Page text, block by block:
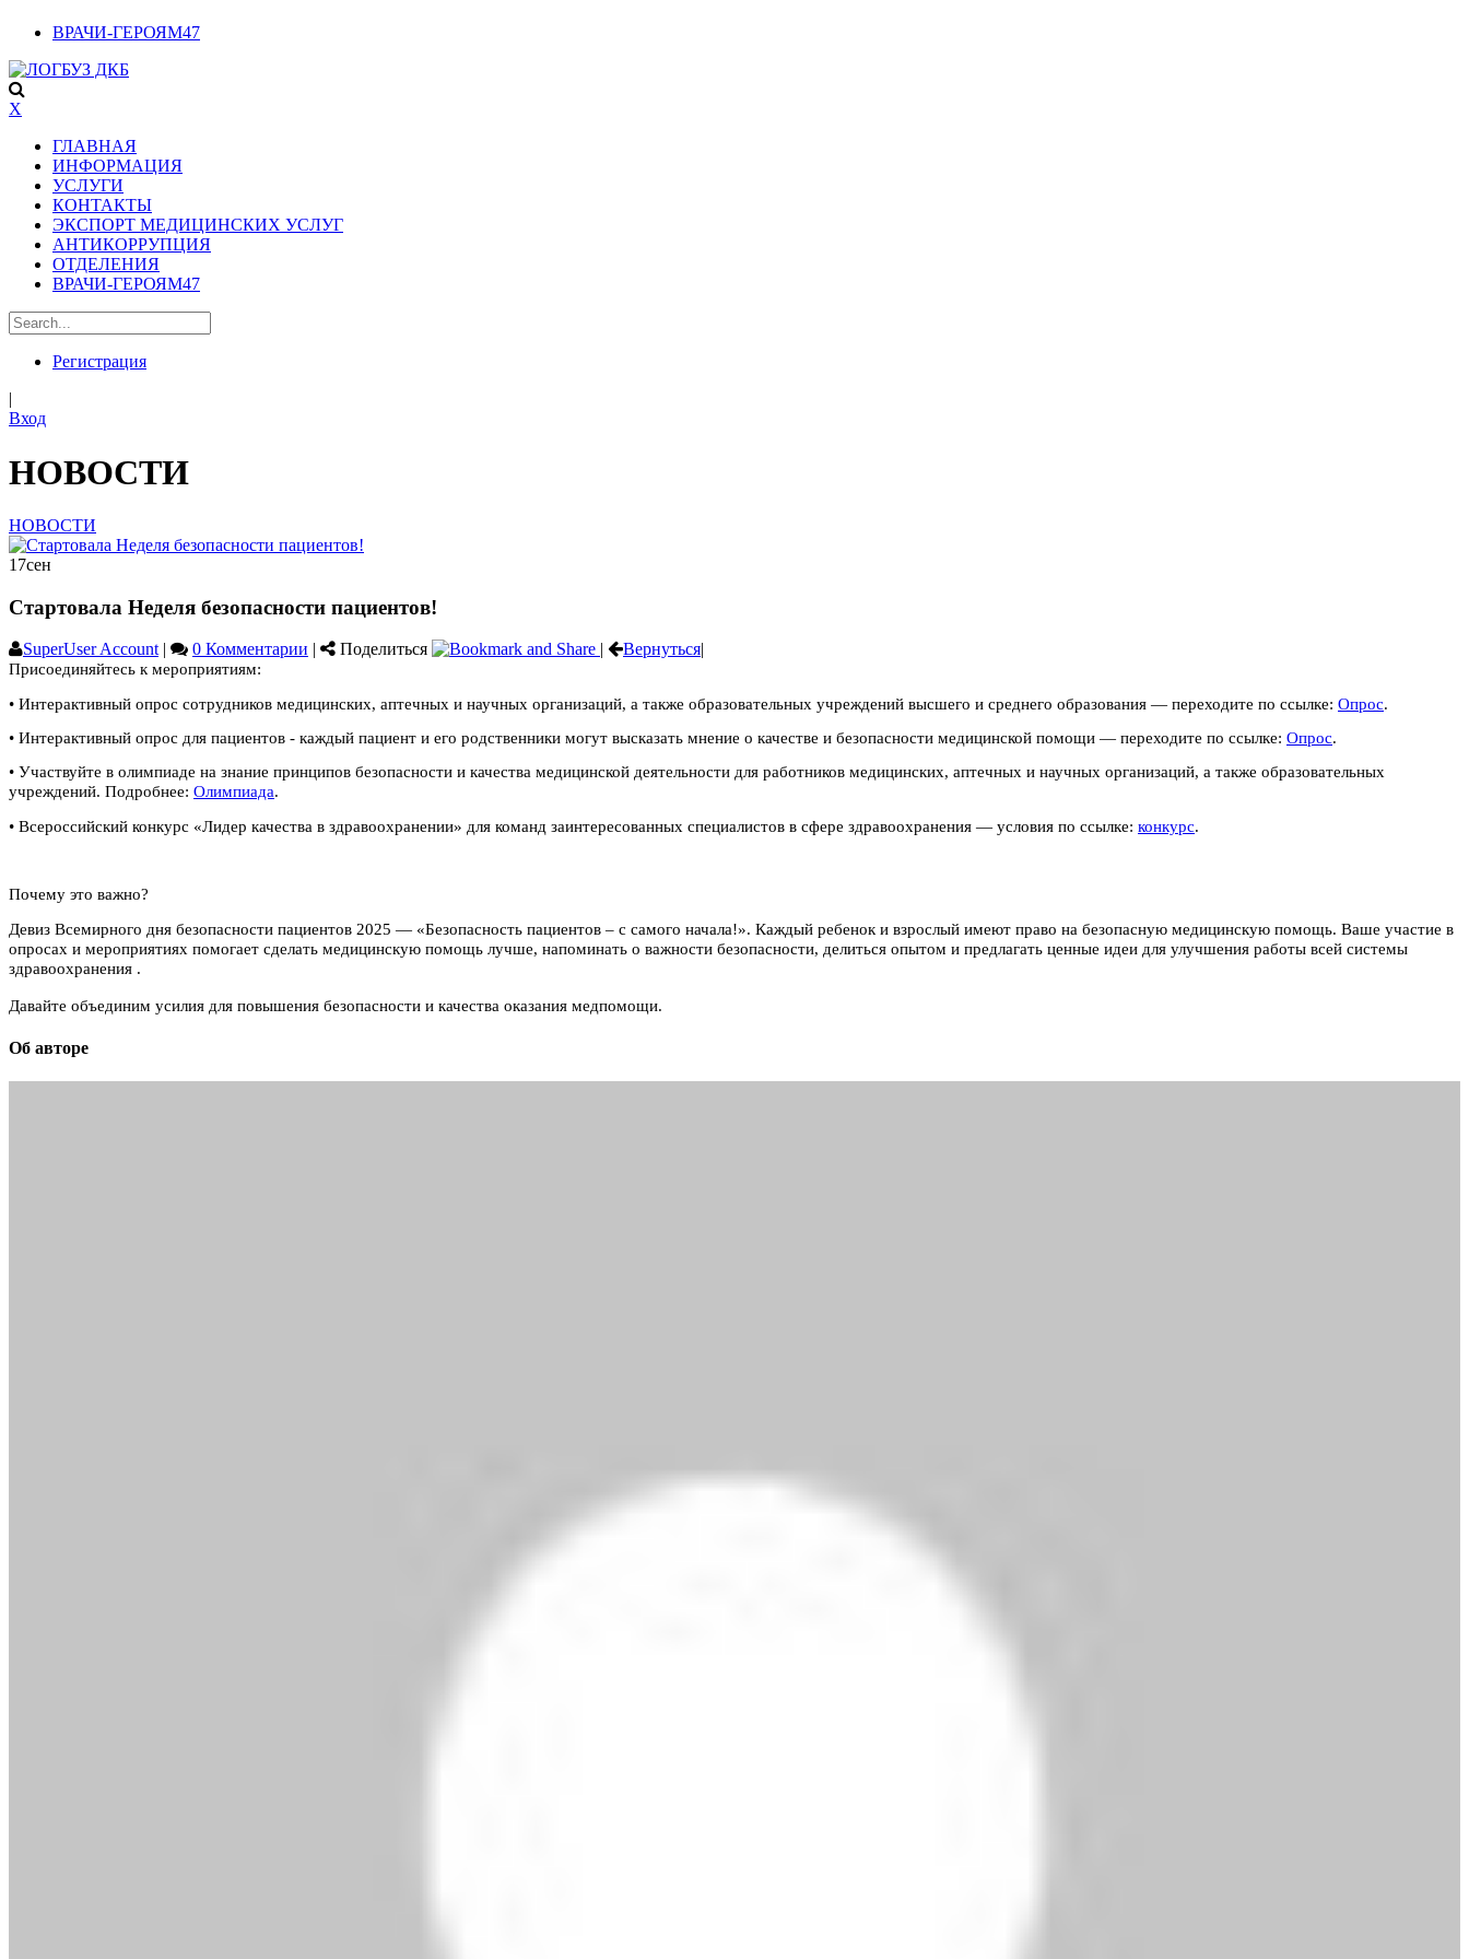
ВРАЧИ-ГЕРОЯМ47
X
ГЛАВНАЯ
ИНФОРМАЦИЯ
УСЛУГИ
КОНТАКТЫ
ЭКСПОРТ МЕДИЦИНСКИХ УСЛУГ
АНТИКОРРУПЦИЯ
ОТДЕЛЕНИЯ
ВРАЧИ-ГЕРОЯМ47
Регистрация
|
Вход
НОВОСТИ
НОВОСТИ
17сен
Стартовала Неделя безопасности пациентов!
SuperUser Account | 0 Комментарии | Поделиться | Вернуться|
Присоединяйтесь к мероприятиям:
• Интерактивный опрос сотрудников медицинских, аптечных и научных организаций, а также образовательных учреждений высшего и среднего образования — переходите по ссылке: Опрос.
• Интерактивный опрос для пациентов - каждый пациент и его родственники могут высказать мнение о качестве и безопасности медицинской помощи — переходите по ссылке: Опрос.
• Участвуйте в олимпиаде на знание принципов безопасности и качества медицинской деятельности для работников медицинских, аптечных и научных организаций, а также образовательных
учреждений. Подробнее: Олимпиада.
• Всероссийский конкурс «Лидер качества в здравоохранении» для команд заинтересованных специалистов в сфере здравоохранения — условия по ссылке: конкурс.
Почему это важно?
Девиз Всемирного дня безопасности пациентов 2025 — «Безопасность пациентов – с самого начала!». Каждый ребенок и взрослый имеют право на безопасную медицинскую помощь. Ваше участие в
опросах и мероприятиях помогает сделать медицинскую помощь лучше, напоминать о важности безопасности, делиться опытом и предлагать ценные идеи для улучшения работы всей системы
здравоохранения .
Давайте объединим усилия для повышения безопасности и качества оказания медпомощи.
Об авторе